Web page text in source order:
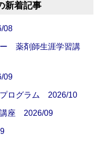
新着記事
08
薬剤師生涯学習講
09
ログラム 2026/10
座 2026/09